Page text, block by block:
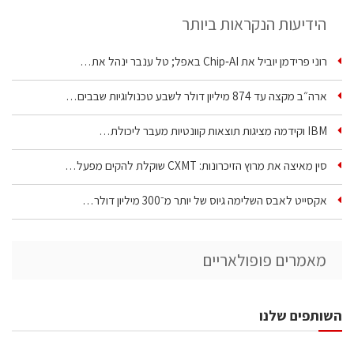
הידיעות הנקראות ביותר
רוני פרידמן יוביל את Chip‑AI באפל; טל ענבר ינהל את…
ארה״ב מקצה עד 874 מיליון דולר לשבע טכנולוגיות שבבים…
IBM וקידמה מציגות תוצאות קוונטיות מעבר ליכולת…
סין מאיצה את מרוץ הזיכרונות: CXMT שוקלת להקים מפעל…
אקסייט לאבס השלימה גיוס של יותר מ־300 מיליון דולר…
מאמרים פופולאריים
השותפים שלנו